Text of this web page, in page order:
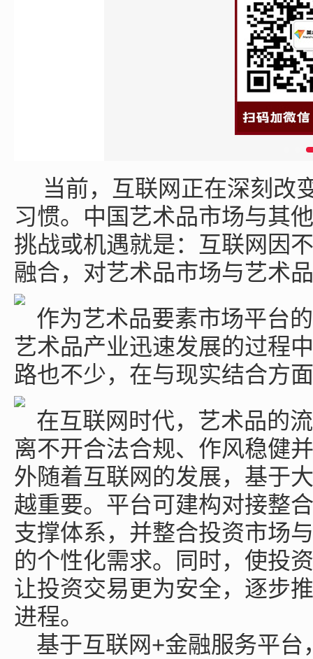
当前，互联网正在深刻改
习惯。中国艺术品市场与其
挑战或机遇就是：互联网因
融合，对艺术品市场与艺术
作为艺术品要素市场平台
艺术品产业迅速发展的过程
路也不少，在与现实结合方
在互联网时代，艺术品的
离不开合法合规、作风稳健
外随着互联网的发展，基于
越重要。平台可建构对接整
支撑体系，并整合投资市场
的个性化需求。同时，使投
让投资交易更为安全，逐步
进程。
基于互联网+金融服务平